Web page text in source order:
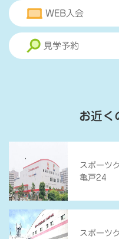
WEB入会
見学予約
お近く
スポーツ
亀戸24
スポーツ